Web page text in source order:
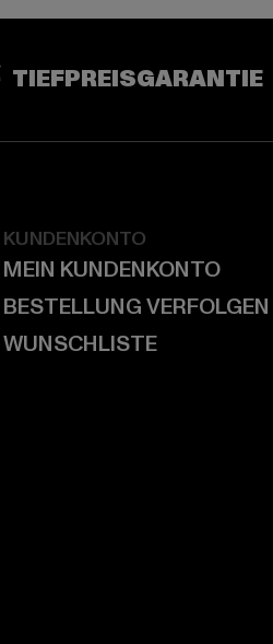
TIEFPREISGARANTIE
KUNDENKONTO
MEIN KUNDENKONTO
BESTELLUNG VERFOLGEN
WUNSCHLISTE